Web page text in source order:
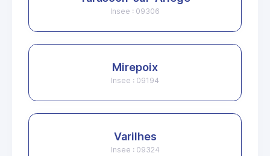
Insee : 09306
Mirepoix
Insee : 09194
Varilhes
Insee : 09324